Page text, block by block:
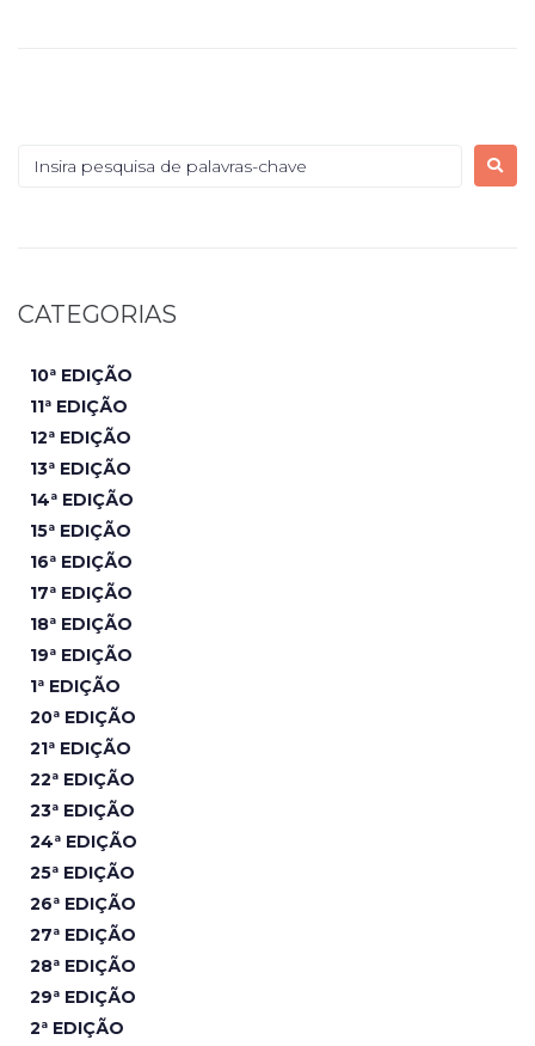
CATEGORIAS
10ª EDIÇÃO
11ª EDIÇÃO
12ª EDIÇÃO
13ª EDIÇÃO
14ª EDIÇÃO
15ª EDIÇÃO
16ª EDIÇÃO
17ª EDIÇÃO
18ª EDIÇÃO
19ª EDIÇÃO
1ª EDIÇÃO
20ª EDIÇÃO
21ª EDIÇÃO
22ª EDIÇÃO
23ª EDIÇÃO
24ª EDIÇÃO
25ª EDIÇÃO
26ª EDIÇÃO
27ª EDIÇÃO
28ª EDIÇÃO
29ª EDIÇÃO
2ª EDIÇÃO